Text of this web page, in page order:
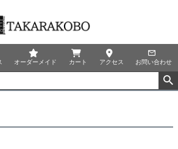
オーダーメイド カート アクセス お問い合わせ